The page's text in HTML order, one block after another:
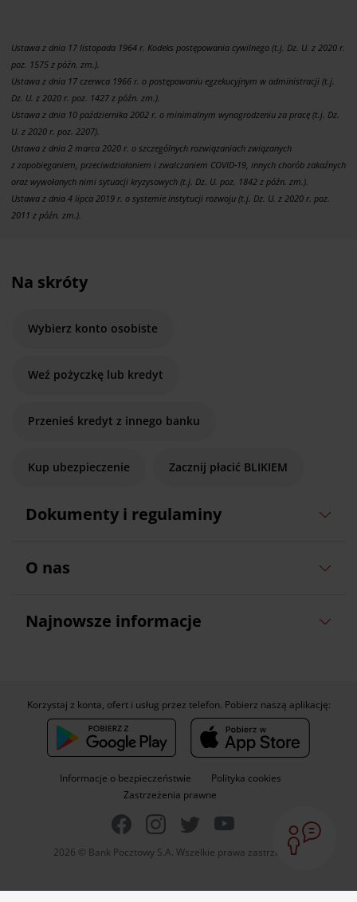
Ustawa z dnia 17 listopada 1964 r. Kodeks postępowania cywilnego (t.j. Dz. U. z 2020 r.
poz. 1575 z późn. zm.).
Ustawa z dnia 17 czerwca 1966 r. o postępowaniu egzekucyjnym w administracji (t.j.
Dz. U. z 2020 r. poz. 1427 z późn. zm.).
Ustawa z dnia 10 października 2002 r. o minimalnym wynagrodzeniu za pracę (t.j. Dz.
U. z 2020 r. poz. 2207).
Ustawa z dnia 2 marca 2020 r. o szczególnych rozwiązaniach związanych
z zapobieganiem, przeciwdziałaniem i zwalczaniem COVID-19, innych chorób zakaźnych
oraz wywołanych nimi sytuacji kryzysowych (t.j. Dz. U. poz. 1842 z późn. zm.).
Ustawa z dnia 4 lipca 2019 r. o systemie instytucji rozwoju (t.j. Dz. U. z 2020 r. poz.
2011 z późn. zm.).
Na skróty
Wybierz konto osobiste
Weź pożyczkę lub kredyt
Przenieś kredyt z innego banku
Kup ubezpieczenie Zacznij płacić BLIKIEM
Dokumenty i regulaminy
O nas
Najnowsze informacje
Informacje o bezpieczeństwie
Polityka cookies
Zastrzeżenia prawne
2026 © Bank Pocztowy S.A. Wszelkie prawa zastrzeżone.
Korzystaj z konta, ofert i usług przez telefon. Pobierz naszą aplikację: